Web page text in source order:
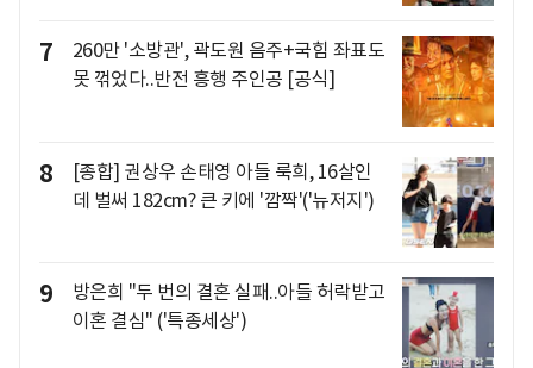
7
260만 '소방관', 곽도원 음주+국힘 좌표도
못 꺾었다..반전 흥행 주인공 [공식]
8
[종합] 권상우 손태영 아들 룩희, 16살인
데 벌써 182cm? 큰 키에 '깜짝'('뉴저지')
9
방은희 "두 번의 결혼 실패..아들 허락받고
이혼 결심" ('특종세상')